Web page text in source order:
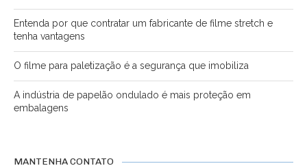
Entenda por que contratar um fabricante de filme stretch e
tenha vantagens
O filme para paletização é a segurança que imobiliza
A indústria de papelão ondulado é mais proteção em
embalagens
MANTENHA CONTATO